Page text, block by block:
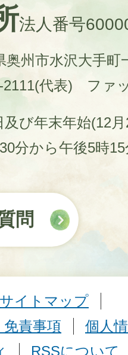
法人番号
州市水沢大手町
代表)
ファ
及び年末年始(12
分から午後5時
問
サイトマップ
免責事項
個人
RSSについて